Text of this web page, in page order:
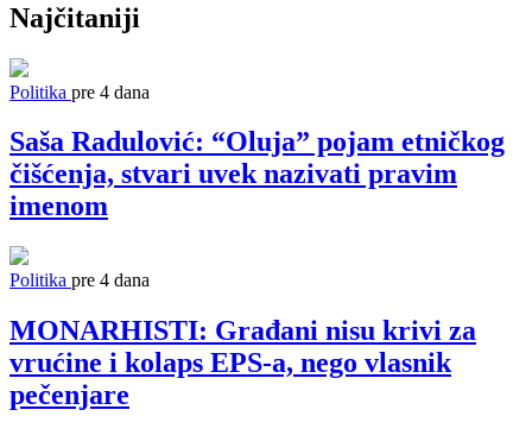
Najčitaniji
Politika pre 4 dana
Saša Radulović: “Oluja” pojam etničkog
čišćenja, stvari uvek nazivati pravim
imenom
Politika pre 4 dana
MONARHISTI: Građani nisu krivi za
vrućine i kolaps EPS-a, nego vlasnik
pečenjare